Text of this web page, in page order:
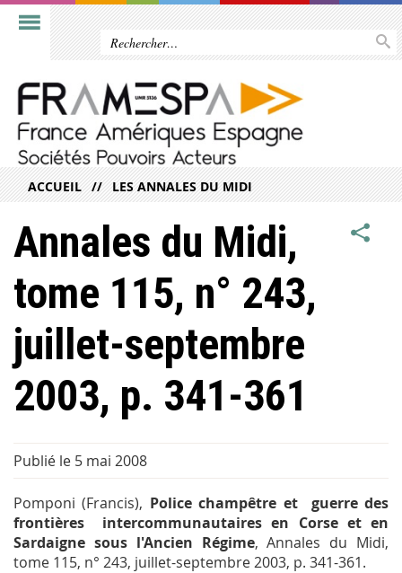
ACCUEIL LES ANNALES DU MIDI
Annales du Midi,
tome 115, n° 243,
juillet-septembre
2003, p. 341-361
Publié le 5 mai 2008
Pomponi (Francis), Police champêtre et guerre des
frontières intercommunautaires en Corse et en
Sardaigne sous l'Ancien Régime,Annales du Midi,
tome 115, n° 243, juillet-septembre 2003, p. 341-361.